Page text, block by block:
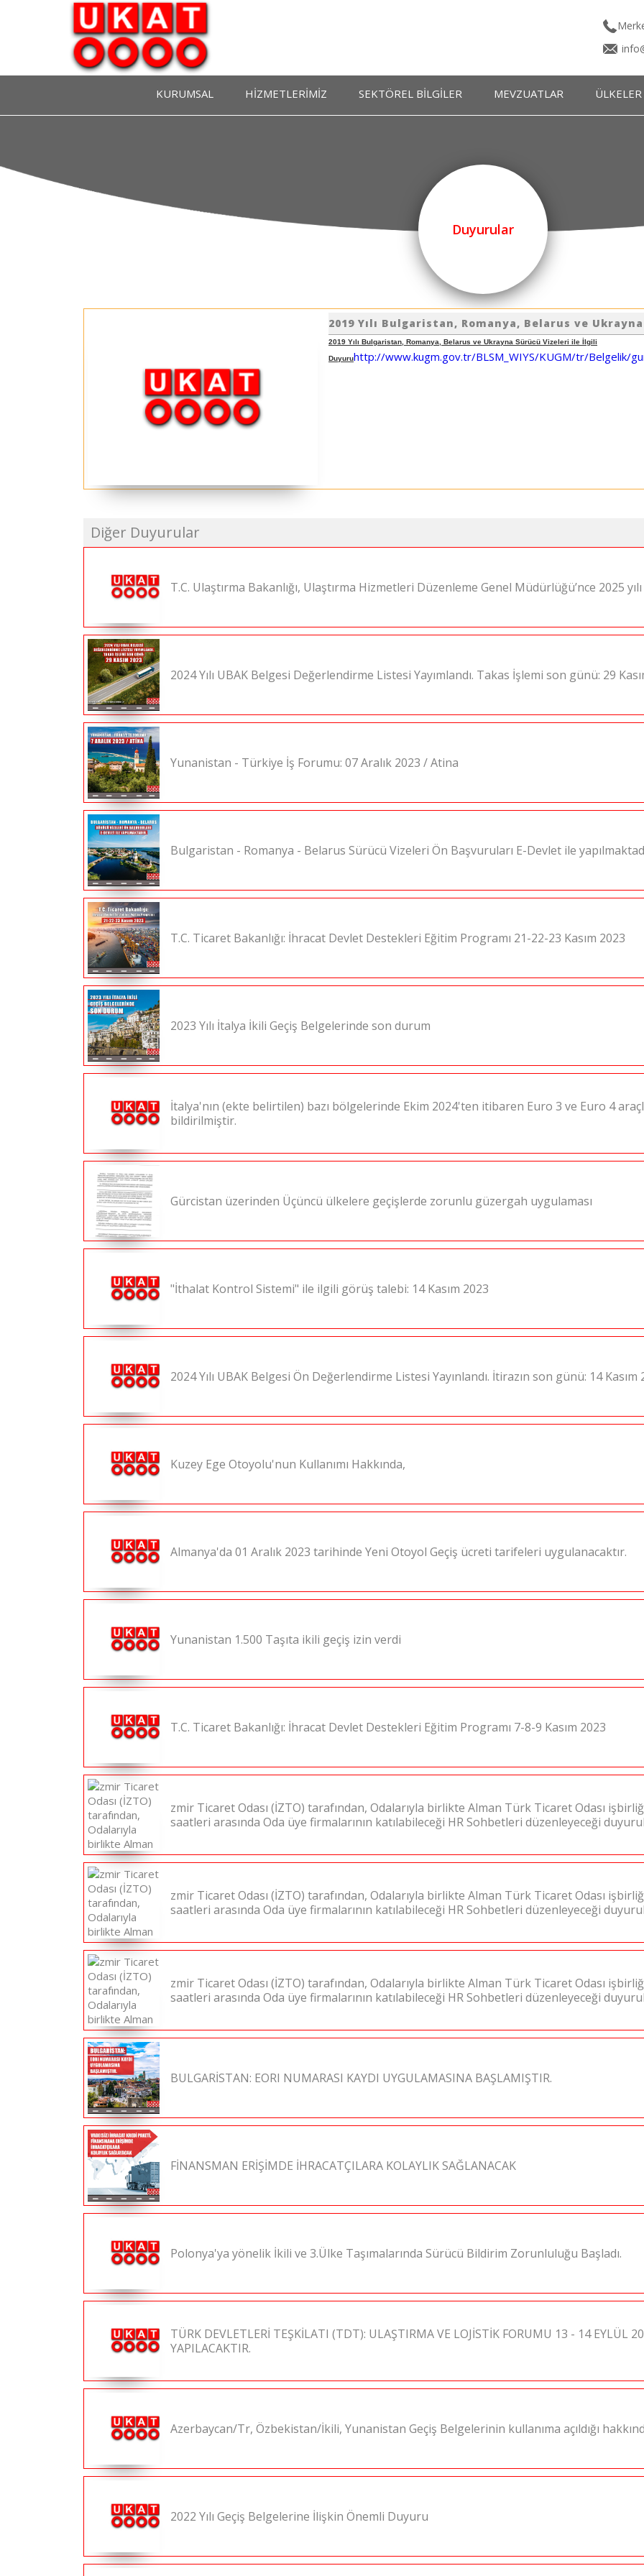
KURUMSAL HİZMETLERİMİZ SEKTÖREL BİLGİLER
Tır Karnesi İşlemleri
UBAK Belgeleri
Geçiş Belgeleri
Ordino FCR Ücretleri
Faaliyet Raporu Örnekleri
Örnek Form ve Sözleşmeler
MEVZUATLAR ÜLKELER
Duyurular
2019 Yılı Bulgaristan, Romanya, Belarus ve
2019 Yılı Bulgaristan, Romanya, Belarus ve Ukrayna Sürücü Vizeleri ile İlgili
Duyuruhttp://www.kugm.gov.tr/BLSM_WIYS/KUGM/tr/Belgelik/
Diğer Duyurular
T.C. Ulaştırma Bakanlığı, Ulaştırma Hizmetleri Düzenleme Genel Müdürlüğü’nce 2025
2024 Yılı UBAK Belgesi Değerlendirme Listesi Yayımlandı. Takas İşlemi son günü: 29
Yunanistan - Türkiye İş Forumu: 07 Aralık 2023 / Atina
Bulgaristan - Romanya - Belarus Sürücü Vizeleri Ön Başvuruları E-Devlet ile
T.C. Ticaret Bakanlığı: İhracat Devlet Destekleri Eğitim Programı 21-22-23 Kasım 2023
2023 Yılı İtalya İkili Geçiş Belgelerinde son durum
İtalya'nın (ekte belirtilen) bazı bölgelerinde Ekim 2024'ten itibaren Euro 3 ve Euro 4
bildirilmiştir.
Gürcistan üzerinden Üçüncü ülkelere geçişlerde zorunlu güzergah uygulaması
"İthalat Kontrol Sistemi" ile ilgili görüş talebi: 14 Kasım 2023
2024 Yılı UBAK Belgesi Ön Değerlendirme Listesi Yayınlandı. İtirazın son günü: 14 Kasım
Kuzey Ege Otoyolu'nun Kullanımı Hakkında,
Almanya'da 01 Aralık 2023 tarihinde Yeni Otoyol Geçiş ücreti tarifeleri uygulanacaktır.
Yunanistan 1.500 Taşıta ikili geçiş izin verdi
T.C. Ticaret Bakanlığı: İhracat Devlet Destekleri Eğitim Programı 7-8-9 Kasım 2023
zmir Ticaret Odası (İZTO) tarafından, Odalarıyla birlikte Alman Türk Ticaret Odası
saatleri arasında Oda üye firmalarının katılabileceği HR Sohbetleri düzenleyeceği
zmir Ticaret Odası (İZTO) tarafından, Odalarıyla birlikte Alman Türk Ticaret Odası
saatleri arasında Oda üye firmalarının katılabileceği HR Sohbetleri düzenleyeceği
zmir Ticaret Odası (İZTO) tarafından, Odalarıyla birlikte Alman Türk Ticaret Odası
saatleri arasında Oda üye firmalarının katılabileceği HR Sohbetleri düzenleyeceği
BULGARİSTAN: EORI NUMARASI KAYDI UYGULAMASINA BAŞLAMIŞTIR.
FİNANSMAN ERİŞİMDE İHRACATÇILARA KOLAYLIK SAĞLANACAK
Polonya'ya yönelik İkili ve 3.Ülke Taşımalarında Sürücü Bildirim Zorunluluğu Başladı.
TÜRK DEVLETLERİ TEŞKİLATI (TDT): ULAŞTIRMA VE LOJİSTİK FORUMU 13 - 14 EYLÜL
YAPILACAKTIR.
Azerbaycan/Tr, Özbekistan/İkili, Yunanistan Geçiş Belgelerinin kullanıma açıldığı
2022 Yılı Geçiş Belgelerine İlişkin Önemli Duyuru